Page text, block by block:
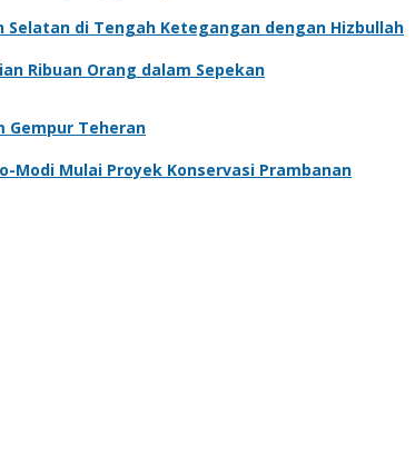
di Tengah Ketegangan dengan Hizbullah
Ribuan Orang dalam Sepekan
Gempur Teheran
Modi Mulai Proyek Konservasi Prambanan